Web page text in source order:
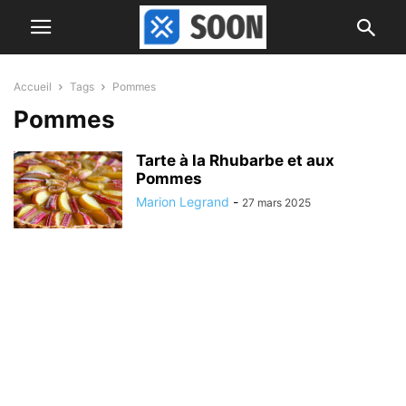
Accueil Tags Pommes
Pommes
Tarte à la Rhubarbe et aux
Pommes
Marion Legrand - 27 mars 2025